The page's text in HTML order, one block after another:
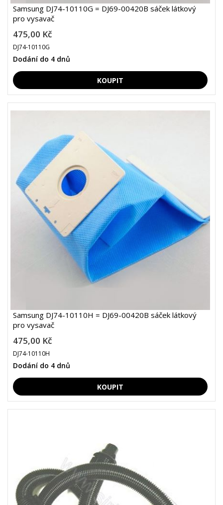
Samsung DJ74-10110G = DJ69-00420B sáček látkový
pro vysavač
475,00 Kč
DJ74-10110G
Dodání do 4 dnů
Samsung DJ74-10110H = DJ69-00420B sáček látkový
pro vysavač
475,00 Kč
DJ74-10110H
Dodání do 4 dnů